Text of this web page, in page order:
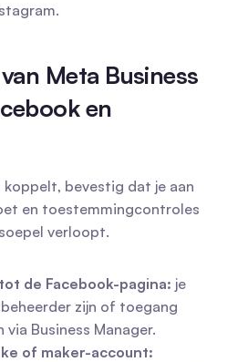
Meta Business
en
bevestig dat je aan
en toestemmingcontroles
verloopt.
de Facebook-pagina: je
zijn of toegang
via Business Manager.
of maker-account: